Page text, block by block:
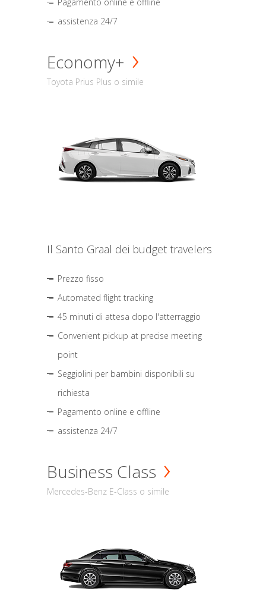
assistenza 24/7
Economy+
Toyota Prius Plus o simile
Il Santo Graal dei budget travelers
Prezzo fisso
Automated flight tracking
45 minuti di attesa dopo l'atterraggio
Convenient pickup at precise meeting
point
Seggiolini per bambini disponibili su
richiesta
Pagamento online e offline
assistenza 24/7
Business Class
Mercedes-Benz E-Class o simile